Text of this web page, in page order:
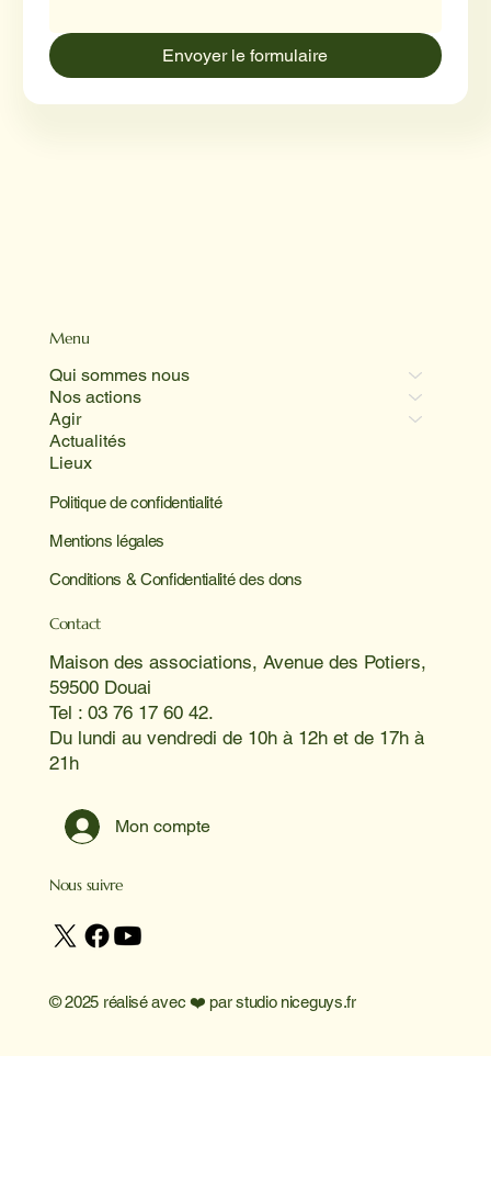
Menu
Qui sommes nous
Nos actions
Agir
Actualités
Lieux
Politique de confidentialité
Mentions légales
Conditions & Confidentialité des dons
Contact
Maison des associations, Avenue des Potiers,
59500 Douai
Tel : 03 76 17 60 42.
Du lundi au vendredi de 10h à 12h et de 17h à
21h
Mon compte
Nous suivre
© 2025 réalisé avec ❤️ parstudio niceguys.fr
Envoyer le formulaire